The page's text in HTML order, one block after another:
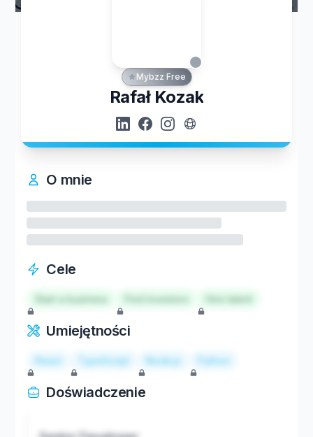
Mybzz Free
Rafał Kozak
O mnie
Cele
Start a business Hire talent
Umiejętności
React TypeScript Node.js Python
Doświadczenie